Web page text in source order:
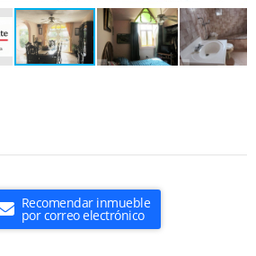
Recomendar inmueble
por correo electrónico